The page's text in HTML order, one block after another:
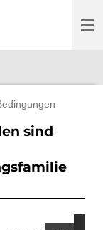
sind